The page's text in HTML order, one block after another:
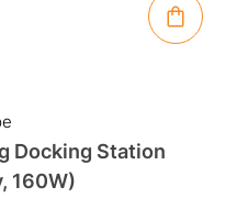
Docking Station
160W)